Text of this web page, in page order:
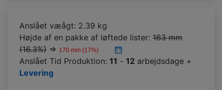
Anslået væågt: 2.39 kg
Højde af en pakke af løftede lister: 163 mm
(16.3%) ⇒ 170 mm (17%)
Anslået Tid Produktion: 11 - 12 arbejdsdage +
Levering